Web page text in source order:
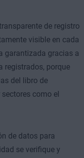
de registro
visible en cada
garantizada gracias a
registrados, porque
del libro de
como el
de datos para
se verifique y